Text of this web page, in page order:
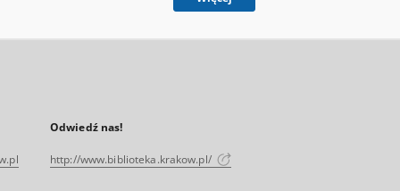
Odwiedź nas!
http://www.biblioteka.krakow.pl/